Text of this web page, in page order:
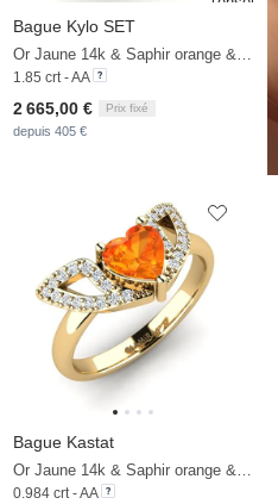
Bague Kylo SET
Or Jaune 14k & Saphir orange & Zircon
1.85 crt - AA
2 665,00 € Prix fixé
depuis 405 €
Bague Kastat
0.984 crt - AA